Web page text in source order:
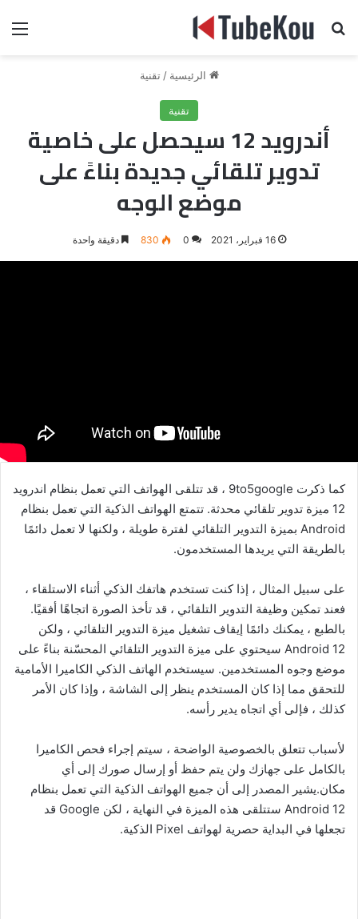
بحث عن
الرئيسية / تقنية
تقنية
أندرويد 12 سيحصل على خاصية
تدوير تلقائي جديدة بناءً على
موضع الوجه
16 فبراير، 2021 0
830 دقيقة واحدة
كما ذكرت 9to5google ، قد تتلقى الهواتف التي تعمل بنظام اندرويد
12 ميزة تدوير تلقائي محدثة. تتمتع الهواتف الذكية التي تعمل بنظام
Android بميزة التدوير التلقائي لفترة طويلة ، ولكنها لا تعمل دائمًا
بالطريقة التي يريدها المستخدمون.
على سبيل المثال ، إذا كنت تستخدم هاتفك الذكي أثناء الاستلقاء ،
فعند تمكين وظيفة التدوير التلقائي ، قد تأخذ الصورة اتجاهًا أفقيًا.
بالطبع ، يمكنك دائمًا إيقاف تشغيل ميزة التدوير التلقائي ، ولكن
Android 12 سيحتوي على ميزة التدوير التلقائي المحسّنة بناءً على
موضع وجوه المستخدمين. سيستخدم الهاتف الذكي الكاميرا الأمامية
للتحقق مما إذا كان المستخدم ينظر إلى الشاشة ، وإذا كان الأمر
كذلك ، فإلى أي اتجاه يدير رأسه.
لأسباب تتعلق بالخصوصية الواضحة ، سيتم إجراء فحص الكاميرا
بالكامل على جهازك ولن يتم حفظ أو إرسال صورك إلى أي
مكان.يشير المصدر إلى أن جميع الهواتف الذكية التي تعمل بنظام
Android 12 ستتلقى هذه الميزة في النهاية ، لكن Google قد
تجعلها في البداية حصرية لهواتف Pixel الذكية.